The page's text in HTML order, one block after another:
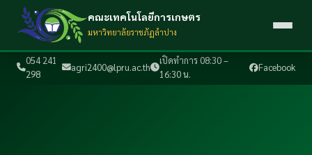
054 241
298
agri2400@lpru.ac.th
เปิดทำการ 08:30 –
16:30 น.
Facebook
คณะเทคโนโลยีการเกษตร
มหาวิทยาลัยราชภัฏลำปาง